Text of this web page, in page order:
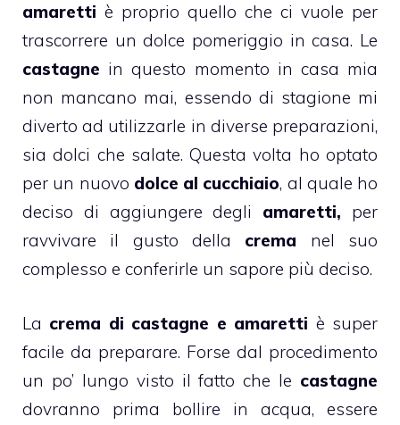
amaretti è proprio quello che ci vuole per
trascorrere un dolce pomeriggio in casa. Le
castagne in questo momento in casa mia
non mancano mai, essendo di stagione mi
diverto ad utilizzarle in diverse preparazioni,
sia dolci che salate. Questa volta ho optato
per un nuovo dolce al cucchiaio, al quale ho
deciso di aggiungere degli
amaretti, per
ravvivare il gusto della crema nel suo
complesso e conferirle un sapore più deciso.
La crema di castagne e amaretti è super
facile da preparare. Forse dal procedimento
un po’ lungo visto il fatto che le castagne
dovranno prima bollire in acqua, essere